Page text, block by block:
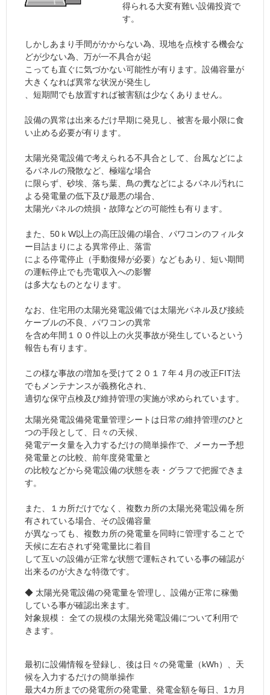
得られる大変有難い設備投資で
す。
しかしあまり手間がかからない為、現地を点検する機会な
どが少ない為、万が一不具合が起
こっても直ぐに気づかない可能性が有ります。設備容量が
大きくなれば異常な状況が発生し
、短期間でも放置すれば被害額は少なくありません。
設備の異常は出来るだけ早期に発見し、被害を最小限に食
い止める必要が有ります。
太陽光発電設備で考えられる不具合として、台風などによ
るパネルの飛散など、極端な場合
に限らず、砂埃、落ち葉、鳥の糞などによるパネル汚れに
よる発電量の低下及び最悪の場合、
太陽光パネルの焼損・故障などの可能性も有ります。
また、50ｋW以上の高圧設備の場合、パワコンのフィルタ
ー目詰まりによる異常停止、落雷
による停電停止（手動復帰が必要）などもあり、短い期間
の運転停止でも売電収入への影響
は多大なものとなります。
なお、住宅用の太陽光発電設備では太陽光パネル及び接続
ケーブルの不良、パワコンの異常
を含め年間１００件以上の火災事故が発生しているという
報告も有ります。
この様な事故の増加を受けて２０１７年４月の改正FIT法
でもメンテナンスが義務化され、
適切な保守点検及び維持管理の実施が求められています。
太陽光発電設備発電量管理シートは日常の維持管理のひと
つの手段として、日々の天候、
発電データ量を入力するだけの簡単操作で、メーカー予想
発電量との比較、前年度発電量と
の比較などから発電設備の状態を表・グラフで把握できま
す。
また、１カ所だけでなく、複数カ所の太陽光発電設備を所
有されている場合、その設備容量
が異なっても、複数カ所の発電量を同時に管理することで
天候に左右されず発電量比に着目
して互いの設備が正常な状態で運転されている事の確認が
出来るのが大きな特徴です。
◆ 太陽光発電設備の発電量を管理し、設備が正常に稼働
している事が確認出来ます。
対象規模： 全ての規模の太陽光発電設備について利用で
きます。
最初に設備情報を登録し、後は日々の発電量（kWh）、天
候を入力するだけの簡単操作
最大4カ所までの発電所の発電量、発電金額を毎日、1カ月